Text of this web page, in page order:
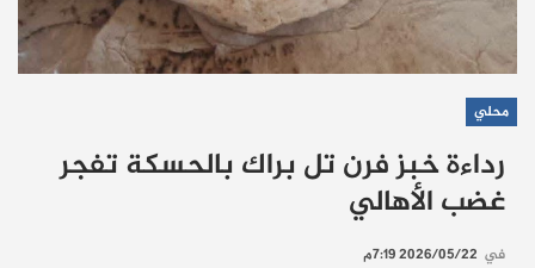
محلي
رداءة خبز فرن تل براك بالحسكة تفجر
غضب الأهالي
في 2026/05/22 7:19م